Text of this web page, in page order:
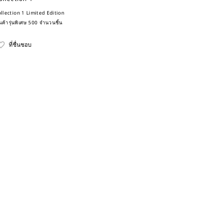
1 Limited Edition
ค้ารุ่นพิเศษ 500 จำนวนชิ้น
ที่ชื่นชอบ